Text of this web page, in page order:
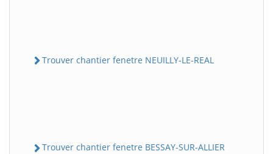
Trouver chantier fenetre NEUILLY-LE-REAL
Trouver chantier fenetre BESSAY-SUR-ALLIER